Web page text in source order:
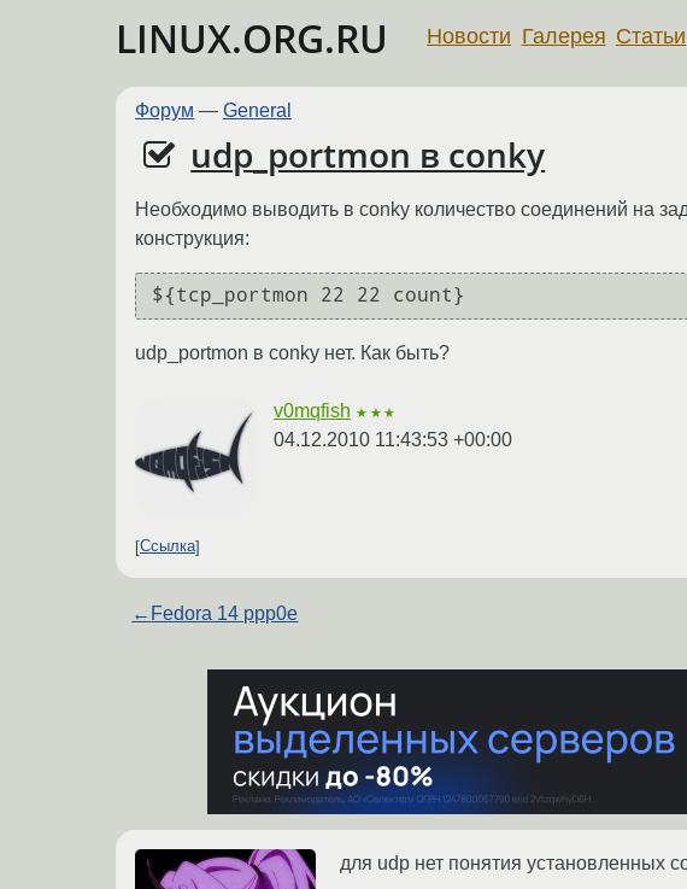
LINUX.ORG.RU Новости Галерея Статьи
Форум — General
udp_portmon в conky
Необходимо выводить в conky количество соединений на
конструкция:
udp_portmon в conky нет. Как быть?
v0mqfish ★★★
04.12.2010 11:43:53 +00:00
Ссылка
← Fedora 14 ppp0e
для udp нет понятия установленных